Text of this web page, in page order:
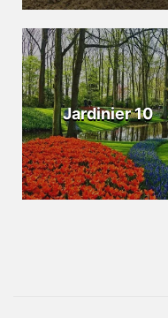
Jardinier 10